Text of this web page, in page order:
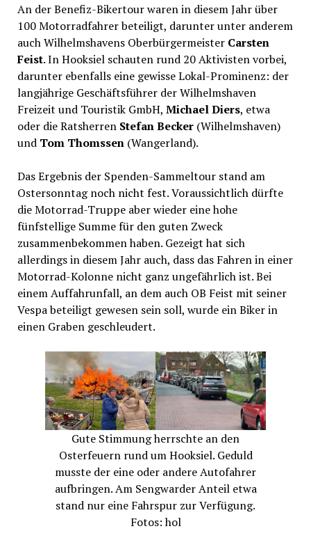
An der Benefiz-Bikertour waren in diesem Jahr über
100 Motorradfahrer beteiligt, darunter unter anderem
auch Wilhelmshavens Oberbürgermeister Carsten
Feist. In Hooksiel schauten rund 20 Aktivisten vorbei,
darunter ebenfalls eine gewisse Lokal-Prominenz: der
langjährige Geschäftsführer der Wilhelmshaven
Freizeit und Touristik GmbH, Michael Diers, etwa
oder die Ratsherren Stefan Becker (Wilhelmshaven)
und Tom Thomssen (Wangerland).
Das Ergebnis der Spenden-Sammeltour stand am
Ostersonntag noch nicht fest. Voraussichtlich dürfte
die Motorrad-Truppe aber wieder eine hohe
fünfstellige Summe für den guten Zweck
zusammenbekommen haben. Gezeigt hat sich
allerdings in diesem Jahr auch, dass das Fahren in einer
Motorrad-Kolonne nicht ganz ungefährlich ist. Bei
einem Auffahrunfall, an dem auch OB Feist mit seiner
Vespa beteiligt gewesen sein soll, wurde ein Biker in
einen Graben geschleudert.
Gute Stimmung herrschte an den
Osterfeuern rund um Hooksiel. Geduld
musste der eine oder andere Autofahrer
aufbringen. Am Sengwarder Anteil etwa
stand nur eine Fahrspur zur Verfügung.
Fotos: hol